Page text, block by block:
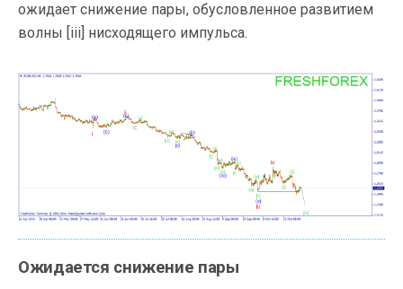
ожидает снижение пары, обусловленное развитием
волны [iii] нисходящего импульса.
Ожидается снижение пары